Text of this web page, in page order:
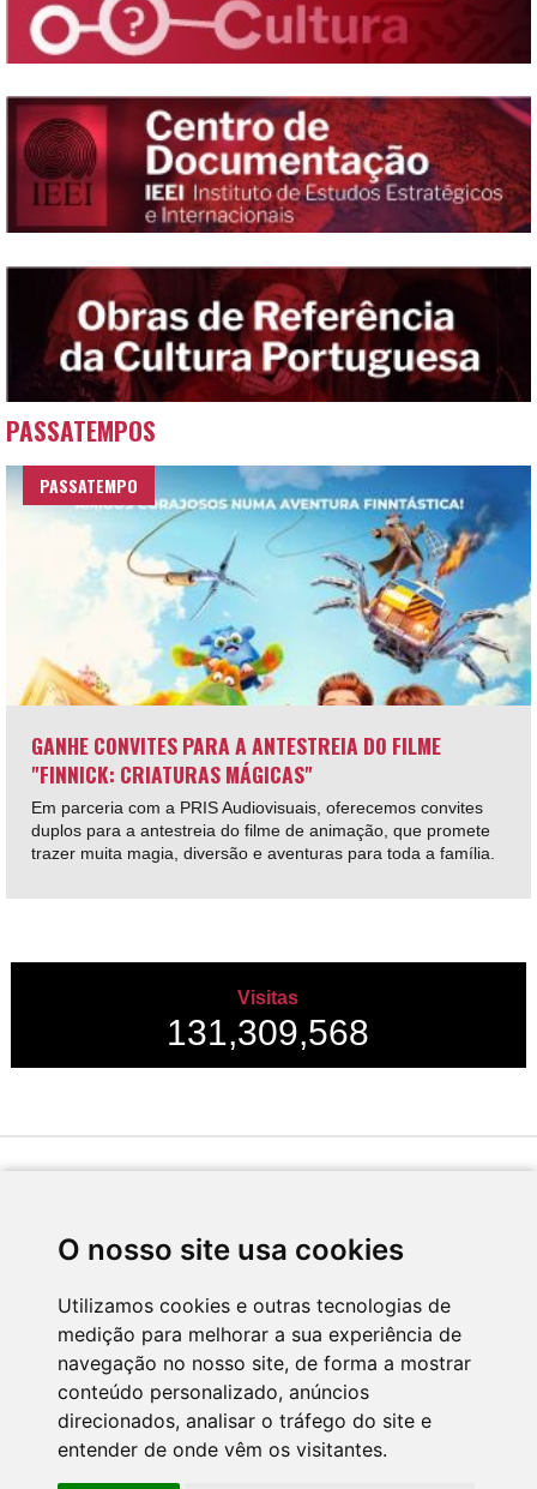
O nosso site usa cookies
Utilizamos cookies e outras tecnologias de
medição para melhorar a sua experiência de
navegação no nosso site, de forma a mostrar
conteúdo personalizado, anúncios
direcionados, analisar o tráfego do site e
entender de onde vêm os visitantes.
PASSATEMPOS
PASSATEMPO
GANHE CONVITES PARA A ANTESTREIA DO FILME
"FINNICK: CRIATURAS MÁGICAS"
Em parceria com a PRIS Audiovisuais, oferecemos convites
duplos para a antestreia do filme de animação, que promete
trazer muita magia, diversão e aventuras para toda a família.
Visitas
131,309,568